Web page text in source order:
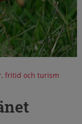
fritid och turism